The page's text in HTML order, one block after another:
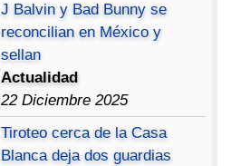
J Balvin y Bad Bunny se
reconcilian en México y
sellan
Actualidad
22 Diciembre 2025
Tiroteo cerca de la Casa
Blanca deja dos guardias